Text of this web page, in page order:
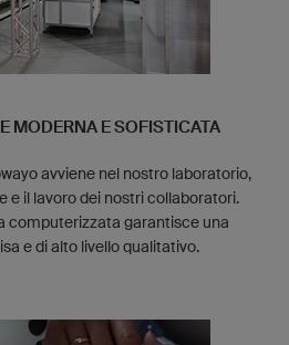
MODERNA E SOFISTICATA
avviene nel nostro laboratorio,
e il lavoro dei nostri collaboratori.
computerizzata garantisce una
e di alto livello qualitativo.